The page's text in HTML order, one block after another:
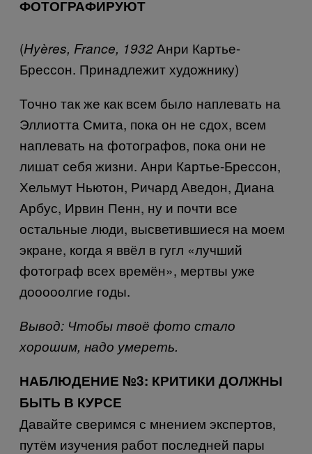
ФОТОГРАФИРУЮТ
(Hyères, France, 1932Анри Картье-
Брессон. Принадлежит художнику)
Точно так же как всем было наплевать на
Эллиотта Смита, пока он не сдох, всем
наплевать на фотографов, пока они не
лишат себя жизни. Анри Картье-Брессон,
Хельмут Ньютон, Ричард Аведон, Диана
Арбус, Ирвин Пенн, ну и почти все
остальные люди, высветившиеся на моем
экране, когда я ввёл в гугл «лучший
фотограф всех времён», мертвы уже
дооооолгие годы.
Вывод: Чтобы твоё фото стало
хорошим, надо умереть.
НАБЛЮДЕНИЕ №3: КРИТИКИ ДОЛЖНЫ
БЫТЬ В КУРСЕ
Давайте сверимся с мнением экспертов,
путём изучения работ последней пары